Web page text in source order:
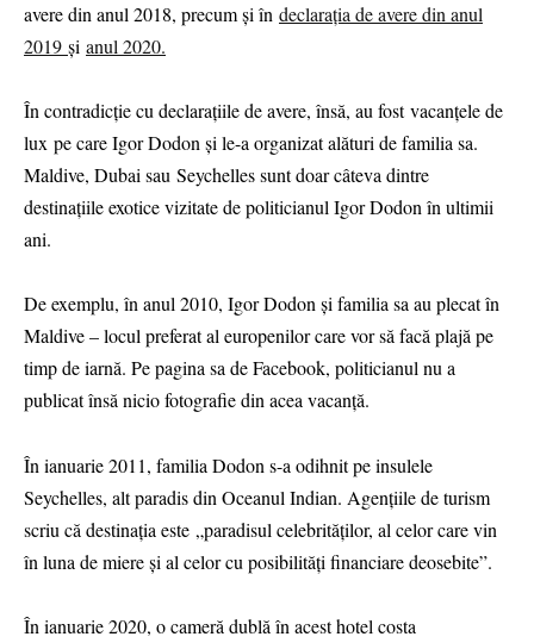
avere din anul 2018, precum și în declarația de avere din anul
2019 și anul 2020.
În contradicție cu declarațiile de avere, însă, au fost vacanțele de
lux pe care Igor Dodon și le-a organizat alături de familia sa.
Maldive, Dubai sau Seychelles sunt doar câteva dintre
destinațiile exotice vizitate de politicianul Igor Dodon în ultimii
ani.
De exemplu, în anul 2010, Igor Dodon și familia sa au plecat în
Maldive – locul preferat al europenilor care vor să facă plajă pe
timp de iarnă. Pe pagina sa de Facebook, politicianul nu a
publicat însă nicio fotografie din acea vacanță.
În ianuarie 2011, familia Dodon s-a odihnit pe insulele
Seychelles, alt paradis din Oceanul Indian. Agențiile de turism
scriu că destinația este „paradisul celebrităților, al celor care vin
în luna de miere și al celor cu posibilități financiare deosebite”.
În ianuarie 2020, o cameră dublă în acest hotel costa